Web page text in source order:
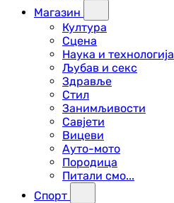
Магазин
Култура
Сцена
Наука и технологија
Љубав и секс
Здравље
Стил
Занимљивости
Савјети
Вицеви
Ауто-мото
Породица
Питали смо...
Спорт